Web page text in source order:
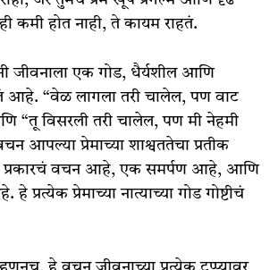
कमी होत नाही, ते कायम राहतं.
जीवनाला एक गोड, धैर्यशील आणि
आहे. “वेळ लागला तरी चालेल, पण वाट
“तू विसरली तरी चालेल, पण मी नेहमी
आपल्या प्रेमाच्या शाश्वततेचा प्रतीक
वचन आहे, एक समर्पण आहे, आणि
प्रत्येक प्रेमाच्या नात्याच्या गोड गोष्टीचं